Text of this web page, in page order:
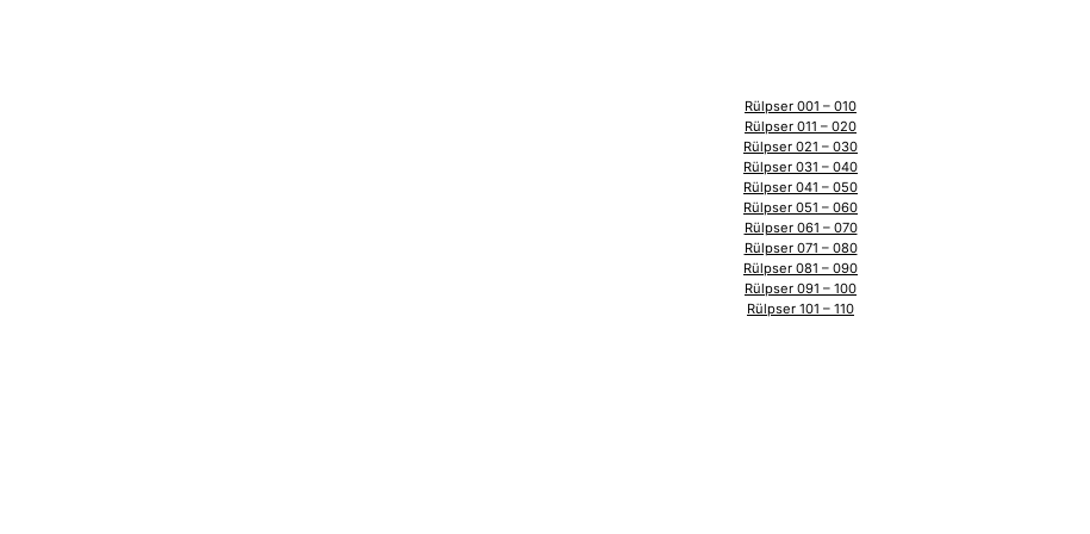
Rülpser 001 – 010
Rülpser 011 – 020
Rülpser 021 – 030
Rülpser 031 – 040
Rülpser 041 – 050
Rülpser 051 – 060
Rülpser 061 – 070
Rülpser 071 – 080
Rülpser 081 – 090
Rülpser 091 – 100
Rülpser 101 – 110